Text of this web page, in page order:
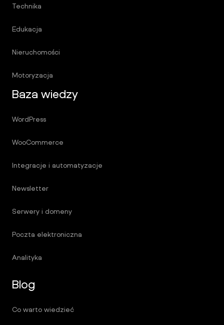
Technika
Edukacja
Nieruchomości
Motoryzacja
Baza wiedzy
WordPress
WooCommerce
Integracje i automatyzacje
Newsletter
Serwery i domeny
Poczta elektroniczna
Analityka
Blog
Co warto wiedzieć